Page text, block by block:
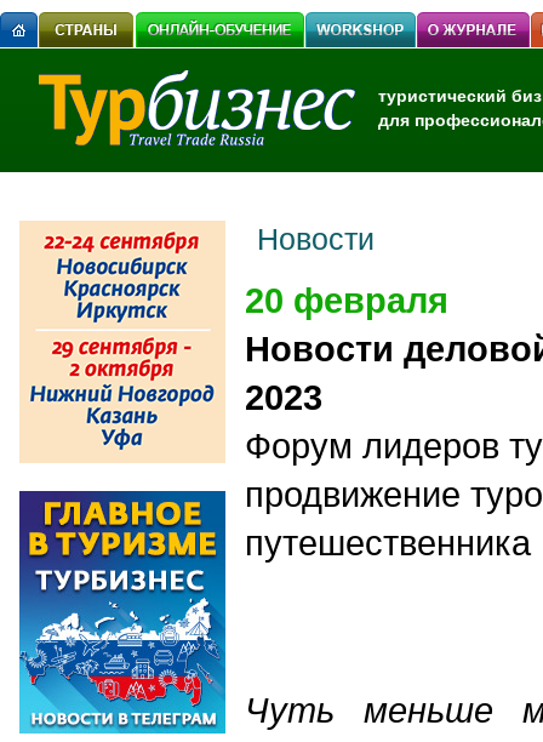
туристический
для
Новости
20 февраля
Новости
2023
Форум лидеров
продвижение
Чуть меньше